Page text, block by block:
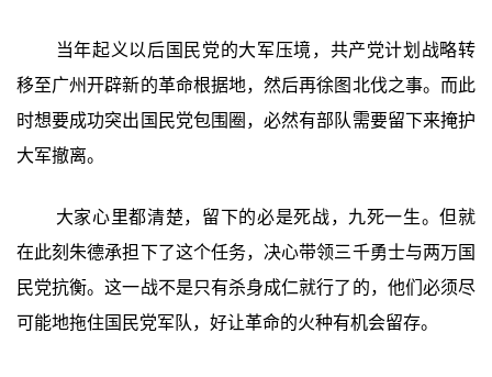
当年起义以后国民党的大军压境，共产党计划战略转
移至广州开辟新的革命根据地，然后再徐图北伐之事。而此
时想要成功突出国民党包围圈，必然有部队需要留下来掩护
大军撤离。
大家心里都清楚，留下的必是死战，九死一生。但就
在此刻朱德承担下了这个任务，决心带领三千勇士与两万国
民党抗衡。这一战不是只有杀身成仁就行了的，他们必须尽
可能地拖住国民党军队，好让革命的火种有机会留存。